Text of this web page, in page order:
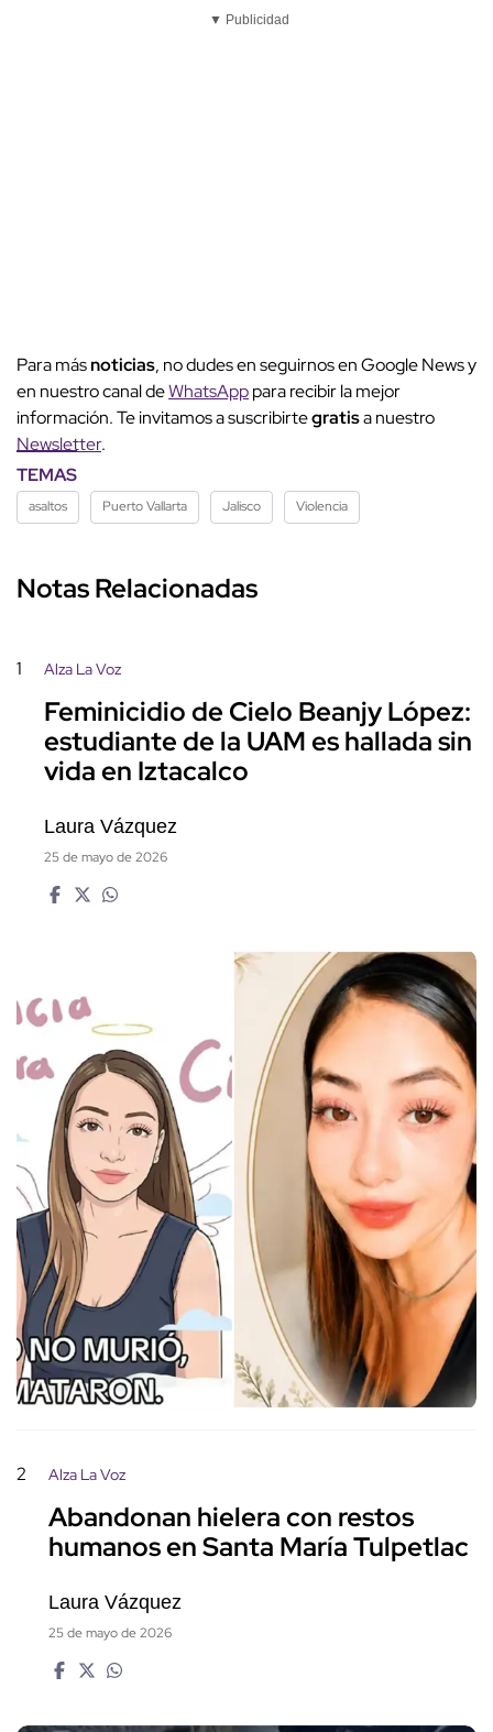
▼ Publicidad
Para másnoticias, no dudes en seguirnos en Google News y
en nuestro canal deWhatsApppara recibir la mejor
información. Te invitamos a suscribirtegratisa nuestro
Newsletter.
TEMAS
asaltos Puerto Vallarta Jalisco Violencia
Notas Relacionadas
1 Alza La Voz
Feminicidio de Cielo Beanjy López:
estudiante de la UAM es hallada sin
vida en Iztacalco
Laura Vázquez
25 de mayo de 2026
2 Alza La Voz
Abandonan hielera con restos
humanos en Santa María Tulpetlac
Laura Vázquez
25 de mayo de 2026